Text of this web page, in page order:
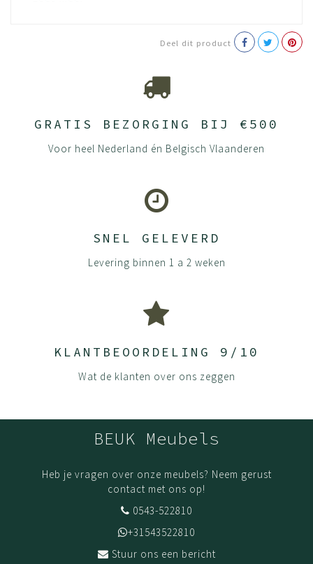
100% van het hout te gebruiken.
Wat kan jij doen om je product zo goed mogelijk te
houden? Houten meubels vragen om aandacht en goede
het behoud van je meubels. We staan immers voor
Al onze panelen bestaan uit spaanplaten gemaakt van
en fijne spaantjes in de toplaag ontstaat er een rustig en
strak oppervlak. De deeltjes worden onder hoge druk aan
steeds verder wordt samengeperst. De platen worden
afgewerkt met hoge kwaliteit melamine waardoor
hittebestendig en kleurecht. UV straling zal de kleur van
Houd je product goed schoon door het af te nemen met
een mild schoonmaakmiddel en een droge doek.
(De)monteer jouw meubels volgens onze handleidingen.
kwaliteit behoudt. Fijn wanneer je het opnieuw in elkaar
zet en gaat gebruiken.
Deel dit product
GRATIS BEZORGING BIJ €500
Voor heel Nederland én Belgisch Vlaanderen
SNEL GELEVERD
Levering binnen 1 a 2 weken
KLANTBEOORDELING 9/10
Wat de klanten over ons zeggen
BEUK Meubels
Heb je vragen over onze meubels? Neem gerust
contact met ons op!
0543-522810
+31543522810
Stuur ons een bericht